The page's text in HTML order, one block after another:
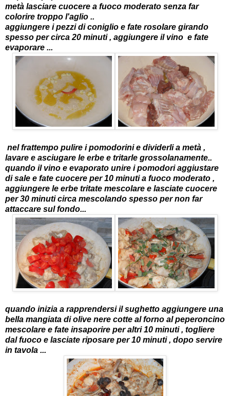
metà lasciare cuocere a fuoco moderato senza far
colorire troppo l'aglio ..
aggiungere i pezzi di coniglio e fate rosolare girando
spesso per circa 20 minuti , aggiungere il vino e fate
evaporare ...
nel frattempo pulire i pomodorini e dividerli a metà ,
lavare e asciugare le erbe e tritarle grossolanamente..
quando il vino e evaporato unire i pomodori aggiustare
di sale e fate cuocere per 10 minuti a fuoco moderato ,
aggiungere le erbe tritate mescolare e lasciate cuocere
per 30 minuti circa mescolando spesso per non far
attaccare sul fondo...
quando inizia a rapprendersi il sughetto aggiungere una
bella mangiata di olive nere cotte al forno al peperoncino
mescolare e fate insaporire per altri 10 minuti , togliere
dal fuoco e lasciate riposare per 10 minuti , dopo servire
in tavola ...